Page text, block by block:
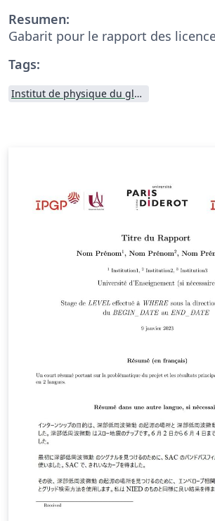
Resumen:
Gabarit pour le rapport des
Tags:
Institut de physique du globe de Paris